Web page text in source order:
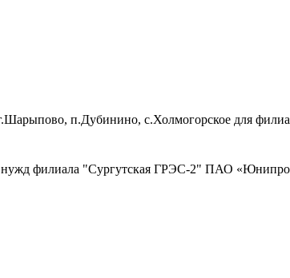
п.Дубинино, с.Холмогорское для
нужд филиала "Сургутская ГРЭС-2" ПАО